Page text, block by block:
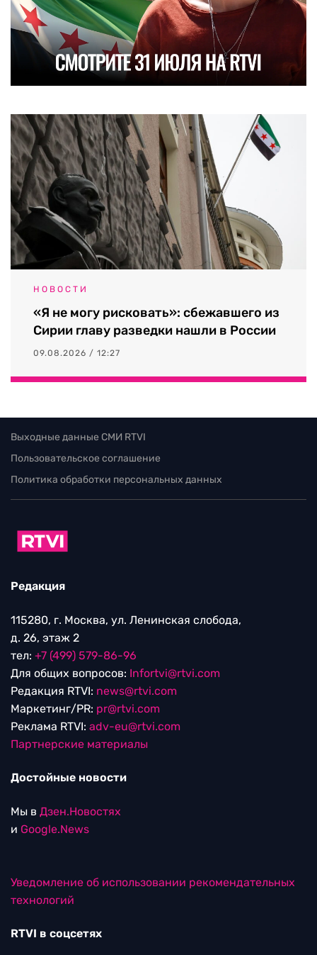
НОВОСТИ
«Я не могу рисковать»: сбежавшего из
Сирии главу разведки нашли в России
09.08.2026 / 12:27
Выходные данные СМИ RTVI
Пользовательское соглашение
Политика обработки персональных данных
Редакция
115280, г. Москва, ул. Ленинская слобода,
д. 26, этаж 2
тел: +7 (499) 579-86-96
Для общих вопросов: Infortvi@rtvi.com
Редакция RTVI: news@rtvi.com
Маркетинг/PR: pr@rtvi.com
Реклама RTVI: adv-eu@rtvi.com
Партнерские материалы
Достойные новости
Мы в Дзен.Новостях
и Google.News
Уведомление об использовании рекомендательных
технологий
RTVI в соцсетях